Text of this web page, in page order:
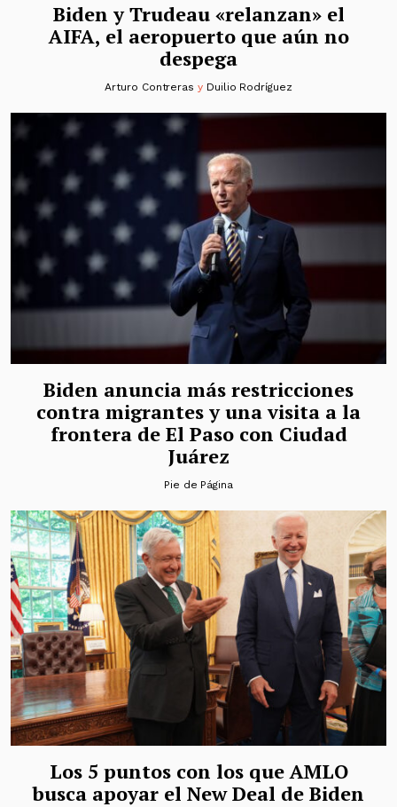
Biden y Trudeau «relanzan» el
AIFA, el aeropuerto que aún no
despega
Arturo Contreras y Duilio Rodríguez
Biden anuncia más restricciones
contra migrantes y una visita a la
frontera de El Paso con Ciudad
Juárez
Pie de Página
Los 5 puntos con los que AMLO
busca apoyar el New Deal de Biden